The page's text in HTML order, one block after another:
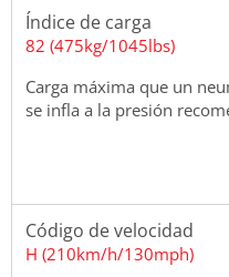
Índice de carga
82 (475kg/1045lbs)
Carga máxima que un
se infla a la presión
Código de velocidad
H (210km/h/130mph)